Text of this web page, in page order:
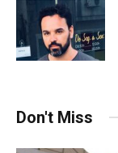
Don't Miss